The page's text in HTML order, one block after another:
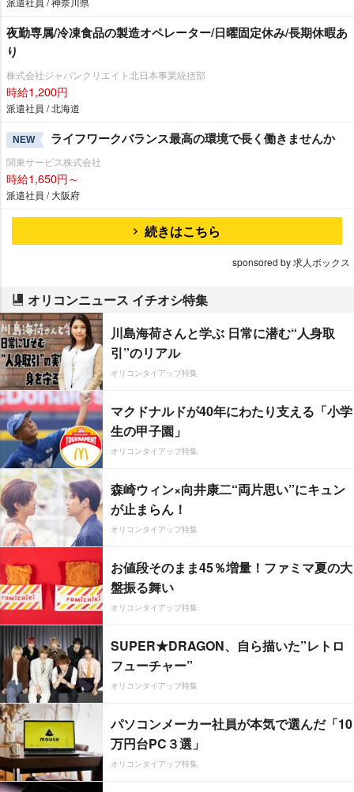
夜勤専属/冷凍食品の製造オペレーター/日曜固定休み/長期休暇あ
り
株式会社ジャパンクリエイト北日本事業統括部
時給1,200円
派遣社員 / 北海道
NEW ライフワークバランス最高の環境で長く働きませんか
関東サービス株式会社
時給1,650円～
派遣社員 / 大阪府
続きはこちら
sponsored by 求人ボックス
オリコンニュース イチオシ特集
川島海荷さんと学ぶ 日常に潜む“人身取
引”のリアル
オリコンタイアップ特集
マクドナルドが40年にわたり支える「小学
生の甲子園」
オリコンタイアップ特集
森崎ウィン×向井康二“両片思い”にキュン
が止まらん！
オリコンタイアップ特集
お値段そのまま45％増量！ファミマ夏の大
盤振る舞い
オリコンタイアップ特集
SUPER★DRAGON、自ら描いた”レトロ
フューチャー”
オリコンタイアップ特集
パソコンメーカー社員が本気で選んだ「10
万円台PC３選」
オリコンタイアップ特集